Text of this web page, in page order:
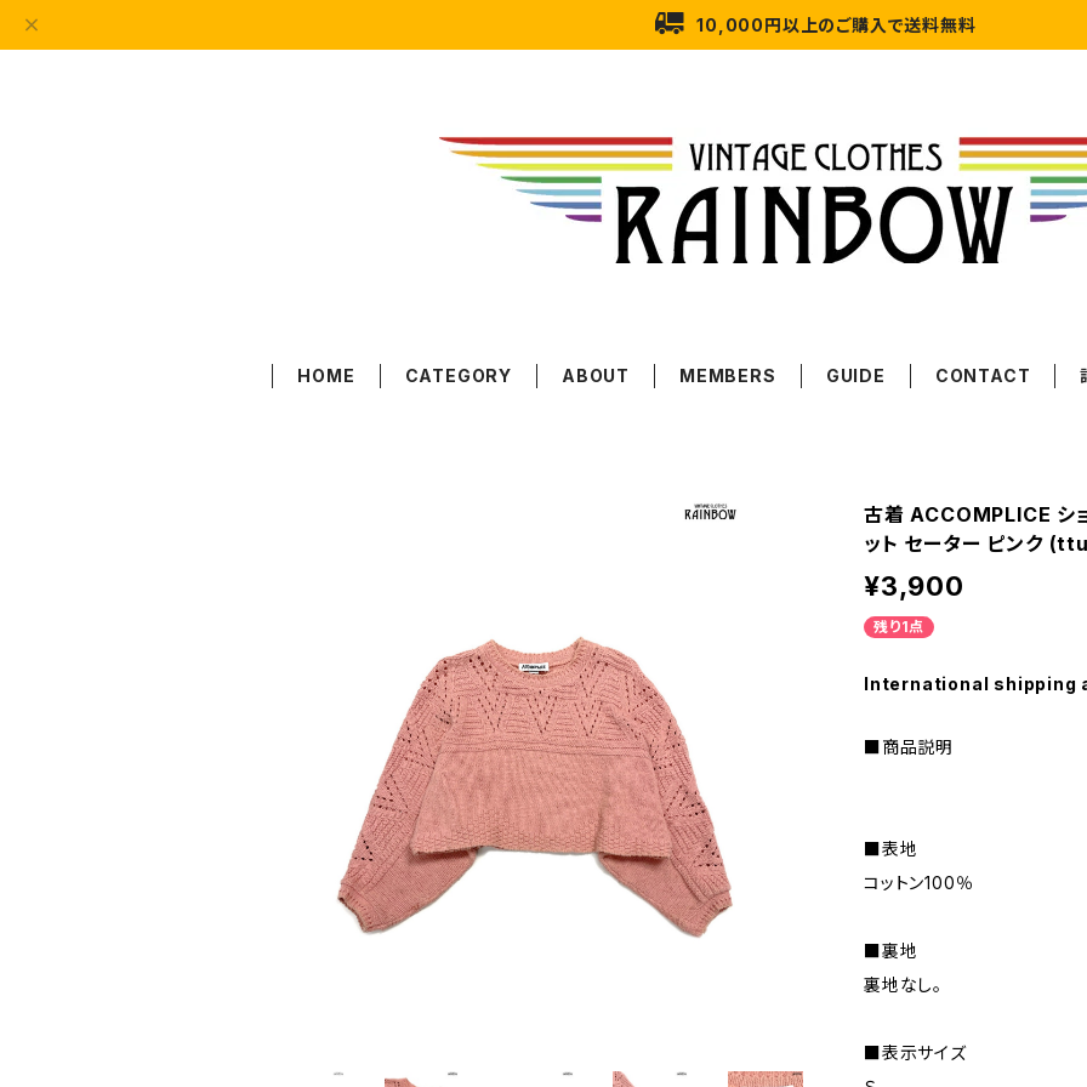
10,000円以上のご購入で送料無料
HOME CATEGORY ABOUT MEMBERS GUIDE CONTACT
古着 ACCOMPLICE シ
ット セーター ピンク
¥3,900
残り1点
International shipping
■商品説明
■表地
コットン100％
■裏地
裏地なし。
■表示サイズ